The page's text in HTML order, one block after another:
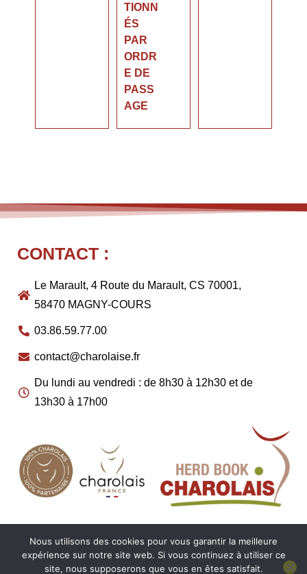
TIONN
ÉS
PAR
ORDR
E DE
PASS
AGE
CONTACT :
Le Marault, 4 Route du Marault, CS 70001,
58470 MAGNY-COURS
03.86.59.77.00
contact@charolaise.fr
Du lundi au vendredi : de 8h30 à 12h30 et de
13h30 à 17h00
Nous utilisons des cookies pour vous garantir la meilleure
expérience sur notre site web. Si vous continuez à utiliser ce
site, nous supposerons que vous en êtes satisfait.